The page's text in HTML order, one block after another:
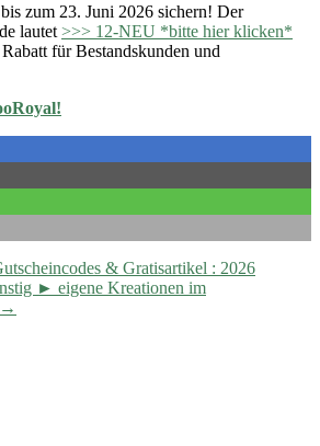
zum 23. Juni 2026 sichern! Der
lautet >>> 12-NEU *bitte hier klicken*
für Bestandskunden und
& Gratisartikel : 2026
► eigene Kreationen im
→